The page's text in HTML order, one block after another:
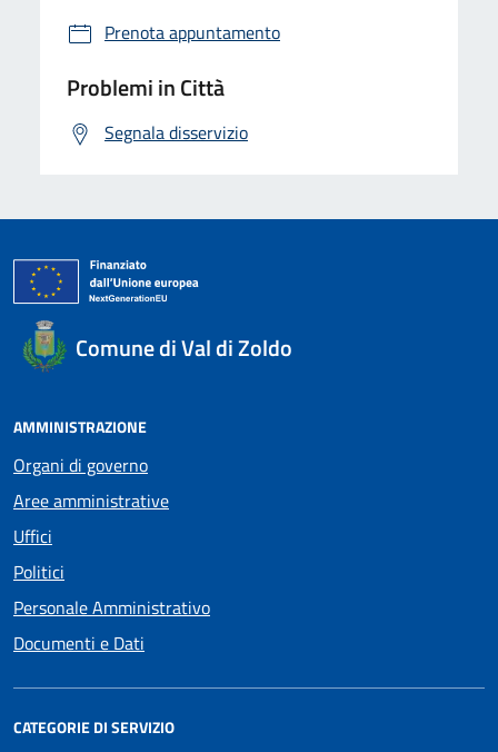
Prenota appuntamento
Problemi in Città
Segnala disservizio
Comune di Val di Zoldo
AMMINISTRAZIONE
Organi di governo
Aree amministrative
Uffici
Politici
Personale Amministrativo
Documenti e Dati
CATEGORIE DI SERVIZIO